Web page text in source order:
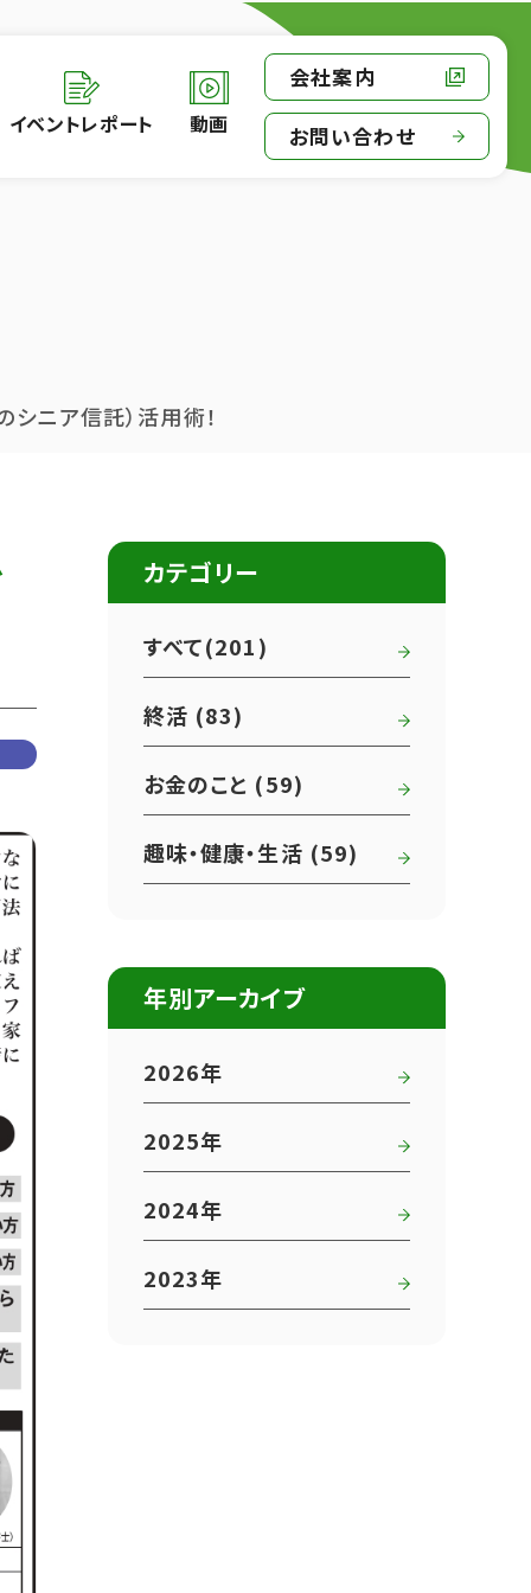
イベントレポート 動画
会社案内
お問い合わせ
シニア信託）活用術！
カテゴリー
すべて(201)
終活 (83)
お金のこと (59)
趣味・健康・生活 (59)
年別アーカイブ
2026年
2025年
2024年
2023年